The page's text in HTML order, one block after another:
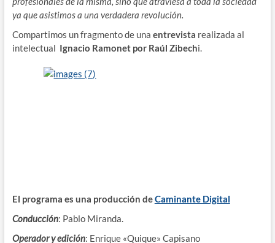
ya que asistimos a una verdadera revolución.
Compartimos un fragmento de una entrevista realizada al
intelectual Ignacio Ramonet por Raúl Zibechi.
El programa es una producción deCaminante Digital
Conducción: Pablo Miranda.
Operador y edición: Enrique «Quique» Capisano